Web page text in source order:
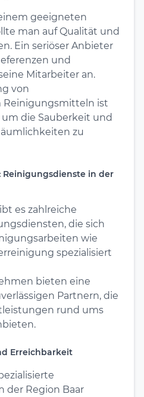
geeigneten
man auf Qualität und
Ein seriöser Anbieter
und
Mitarbeiter an.
von
ist
die Sauberkeit und
zu
in der
es zahlreiche
die sich
wie
spezialisiert
bieten eine
Partnern, die
rund ums
Erreichbarkeit
der Region Baar